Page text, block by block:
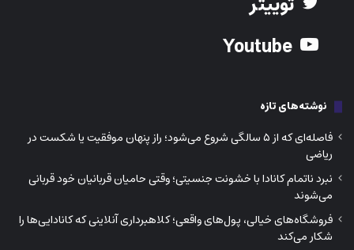
نوشته‌های تازه
فاصله‌ای که از ۵ سالگی شروع می‌شود؛ راز پنهان موفقیت یا شکست در
ریاضی
نبرد ناتمام کانادا با خشونت جنسیتی؛ وقتی حامیان قربانیان خود قربانی
می‌شوند
فروشگاه‌های خیالی، پول‌های واقعی؛ کلاهبرداری آنلاینی که کانادایی‌ها را
شکار می‌کند